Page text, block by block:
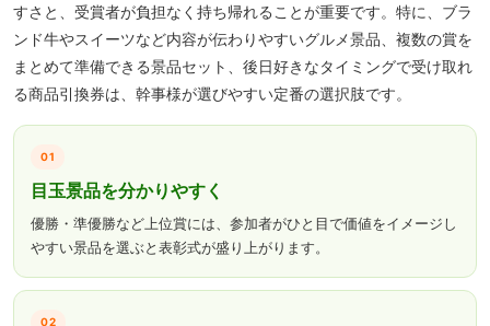
すさと、受賞者が負担なく持ち帰れることが重要です。特に、ブラ
ンド牛やスイーツなど内容が伝わりやすいグルメ景品、複数の賞を
まとめて準備できる景品セット、後日好きなタイミングで受け取れ
る商品引換券は、幹事様が選びやすい定番の選択肢です。
01
目玉景品を分かりやすく
優勝・準優勝など上位賞には、参加者がひと目で価値をイメージし
やすい景品を選ぶと表彰式が盛り上がります。
02